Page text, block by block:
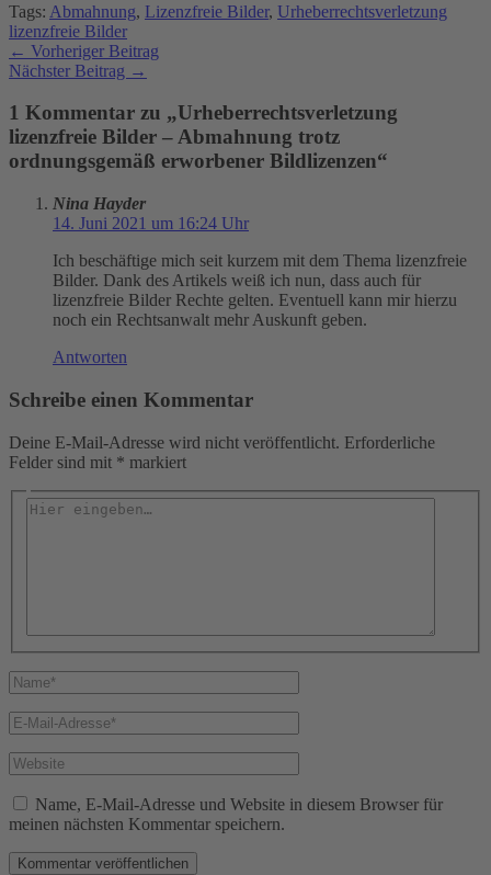
Tags: Abmahnung, Lizenzfreie Bilder, Urheberrechtsverletzung
lizenzfreie Bilder
← Vorheriger Beitrag
Nächster Beitrag →
1 Kommentar zu „Urheberrechtsverletzung
lizenzfreie Bilder – Abmahnung trotz
ordnungsgemäß erworbener Bildlizenzen“
Nina Hayder
14. Juni 2021 um 16:24 Uhr
Ich beschäftige mich seit kurzem mit dem Thema lizenzfreie
Bilder. Dank des Artikels weiß ich nun, dass auch für
lizenzfreie Bilder Rechte gelten. Eventuell kann mir hierzu
noch ein Rechtsanwalt mehr Auskunft geben.
Antworten
Schreibe einen Kommentar
Deine E-Mail-Adresse wird nicht veröffentlicht. Erforderliche
Felder sind mit * markiert
Hier
Name*
E-
Mail-
Adresse*
Website
Name, E-Mail-Adresse und Website in diesem Browser für
meinen nächsten Kommentar speichern.